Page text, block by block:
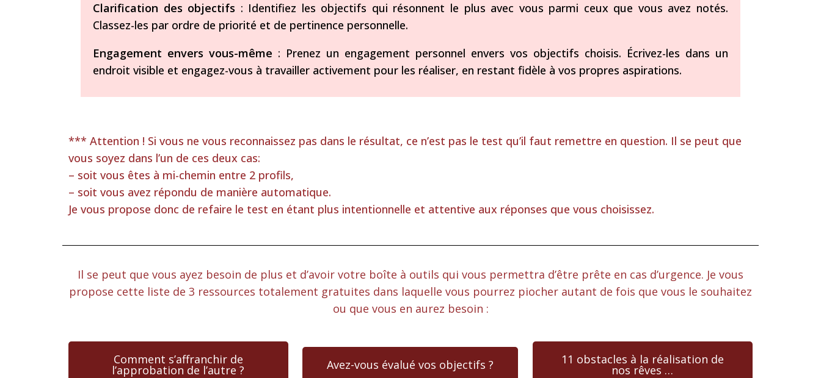
Clarification des objectifs : Identifiez les objectifs qui résonnent le plus avec vous parmi ceux que vous avez notés.
Classez-les par ordre de priorité et de pertinence personnelle.
Engagement envers vous-même : Prenez un engagement personnel envers vos objectifs choisis. Écrivez-les dans un
endroit visible et engagez-vous à travailler activement pour les réaliser, en restant fidèle à vos propres aspirations.
*** Attention ! Si vous ne vous reconnaissez pas dans le résultat, ce n’est pas le test qu’il faut remettre en question. Il se peut que
vous soyez dans l’un de ces deux cas:
– soit vous êtes à mi-chemin entre 2 profils,
– soit vous avez répondu de manière automatique.
Je vous propose donc de refaire le test en étant plus intentionnelle et attentive aux réponses que vous choisissez.
Il se peut que vous ayez besoin de plus et d’avoir votre boîte à outils qui vous permettra d’être prête en cas d’urgence. Je vous
propose cette liste de 3 ressources totalement gratuites dans laquelle vous pourrez piocher autant de fois que vous le souhaitez
ou que vous en aurez besoin :
Comment s’affranchir de
l’approbation de l’autre ? Avez-vous évalué vos objectifs ? 11 obstacles à la réalisation de
nos rêves …